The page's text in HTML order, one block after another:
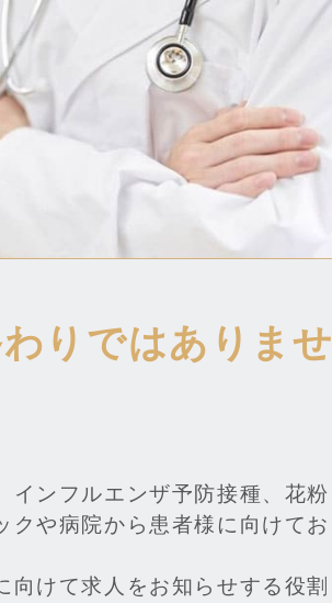
りではありませ
インフルエンザ予防接種、花粉
クや病院から患者様に向けてお
けて求人をお知らせする役割